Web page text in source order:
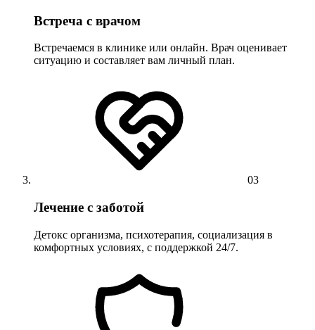
Встреча с врачом
Встречаемся в клинике или онлайн. Врач оценивает
ситуацию и составляет вам личный план.
03
Лечение с заботой
Детокс организма, психотерапия, социализация в
комфортных условиях, с поддержкой 24/7.